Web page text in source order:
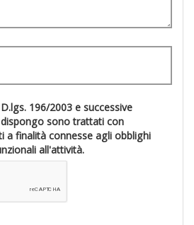
196/2003 e successive
sono trattati con
all'attività.